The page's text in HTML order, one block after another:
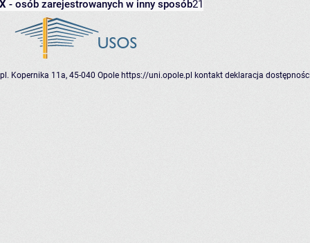
X - osób zarejestrowanych w inny sposób21
pl. Kopernika 11a, 45-040 Opole https://uni.opole.pl kontakt deklaracja